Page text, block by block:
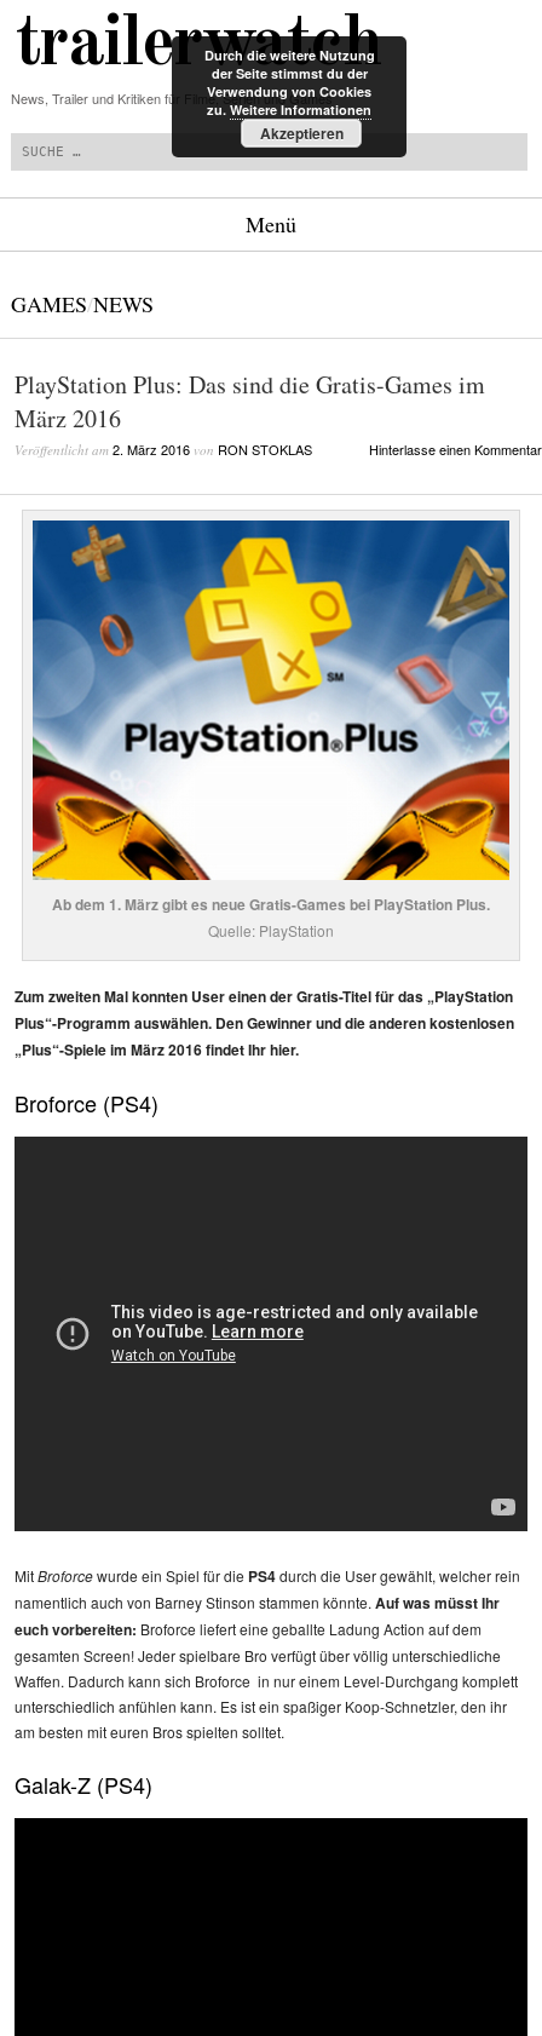
trailerwatch
News, Trailer und Kritiken für Filme, Serien und Games
Menü
GAMES/NEWS
PlayStation Plus: Das sind die Gratis-Games im
März 2016
Veröffentlicht am 2. März 2016 von RON STOKLAS Hinterlasse einen Kommentar
Ab dem 1. März gibt es neue Gratis-Games bei PlayStation Plus.
Quelle: PlayStation
Zum zweiten Mal konnten User einen der Gratis-Titel für das „PlayStation
Plus“-Programm auswählen. Den Gewinner und die anderen kostenlosen
„Plus“-Spiele im März 2016 findet Ihr hier.
Broforce (PS4)
MitBroforcewurde ein Spiel für die PS4durch die User gewählt, welcher rein
namentlich auch von Barney Stinson stammen könnte. Auf was müsst Ihr
euch vorbereiten: Broforce liefert eine geballte Ladung Action auf dem
gesamten Screen! Jeder spielbare Bro verfügt über völlig unterschiedliche
Waffen. Dadurch kann sich Broforce in nur einem Level-Durchgang komplett
unterschiedlich anfühlen kann. Es ist ein spaßiger Koop-Schnetzler, den ihr
am besten mit euren Bros spielten solltet.
Galak-Z (PS4)
Durch die weitere Nutzung
der Seite stimmst du der
Verwendung von Cookies
zu. Weitere Informationen
Akzeptieren